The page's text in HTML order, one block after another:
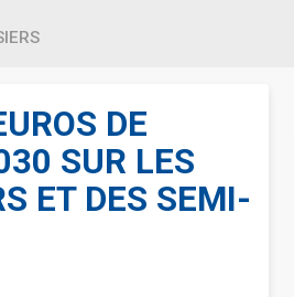
DE
SUR LES
ET DES SEMI-